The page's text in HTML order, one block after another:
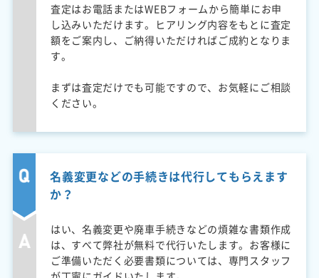
査定はお電話またはWEBフォームから簡単にお申
し込みいただけます。ヒアリング内容をもとに査定
額をご案内し、ご納得いただければご成約となりま
す。
まずは査定だけでも可能ですので、お気軽にご相談
ください。
名義変更などの手続きは代行してもらえます
か？
はい、名義変更や廃車手続きなどの煩雑な書類作成
は、すべて弊社が無料で代行いたします。お客様に
ご準備いただく必要書類については、専門スタッフ